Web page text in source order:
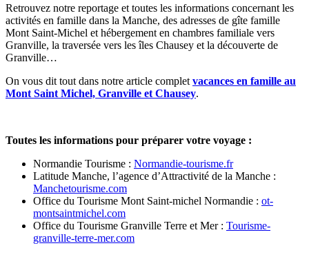
Retrouvez notre reportage et toutes les informations concernant les
activités en famille dans la Manche, des adresses de gîte famille
Mont Saint-Michel et hébergement en chambres familiale vers
Granville, la traversée vers les îles Chausey et la découverte de
Granville…
On vous dit tout dans notre article complet vacances en famille au
Mont Saint Michel, Granville et Chausey.
Toutes les informations pour préparer votre voyage :
Normandie Tourisme : Normandie-tourisme.fr
Latitude Manche, l’agence d’Attractivité de la Manche :
Manchetourisme.com
Office du Tourisme Mont Saint-michel Normandie : ot-
montsaintmichel.com
Office du Tourisme Granville Terre et Mer : Tourisme-
granville-terre-mer.com